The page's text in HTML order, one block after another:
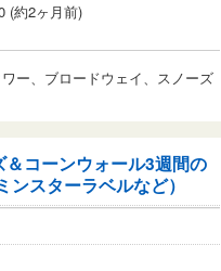
(約2ヶ月前)
ー、ブロードウェイ、スノーズ
コーンウォール3週間の
スターラベルなど）